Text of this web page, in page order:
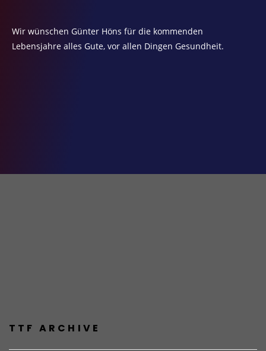
Wir wünschen Günter Höns für die kommenden
Lebensjahre alles Gute, vor allen Dingen Gesundheit.
TTF ARCHIVE